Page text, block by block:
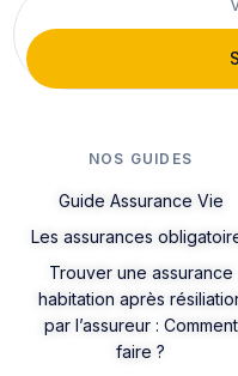
NOS GUIDES
Guide Assurance Vie
Les assurances
Trouver une assurance
habitation après
par l’assureur : Comment
faire ?